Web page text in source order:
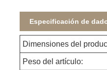
Especificación de
Dimensiones del
Peso del artículo: